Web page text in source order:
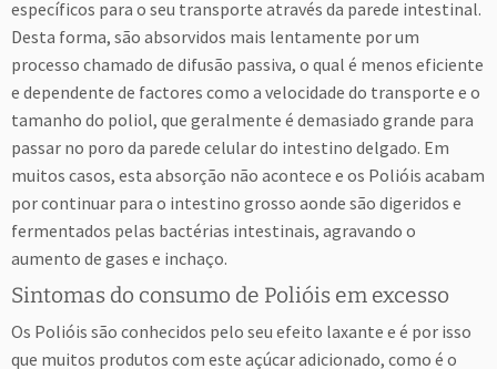
específicos para o seu transporte através da parede intestinal.
Desta forma, são absorvidos mais lentamente por um
processo chamado de difusão passiva, o qual é menos eficiente
e dependente de factores como a velocidade do transporte e o
tamanho do poliol, que geralmente é demasiado grande para
passar no poro da parede celular do intestino delgado. Em
muitos casos, esta absorção não acontece e os Polióis acabam
por continuar para o intestino grosso aonde são digeridos e
fermentados pelas bactérias intestinais, agravando o
aumento de gases e inchaço.
Sintomas do consumo de Polióis em excesso
Os Polióis são conhecidos pelo seu efeito laxante e é por isso
que muitos produtos com este açúcar adicionado, como é o